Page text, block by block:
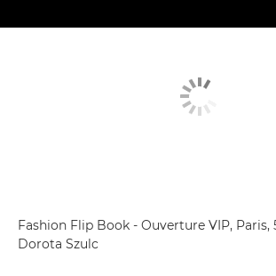
Fashion Flip Book - Ouverture VIP, Paris,
Dorota Szulc